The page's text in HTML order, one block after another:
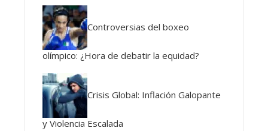
Controversias del boxeo
olímpico: ¿Hora de debatir la equidad?
Crisis Global: Inflación Galopante
y Violencia Escalada